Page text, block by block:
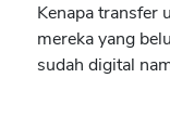
Kenapa transfer
mereka yang
sudah digital